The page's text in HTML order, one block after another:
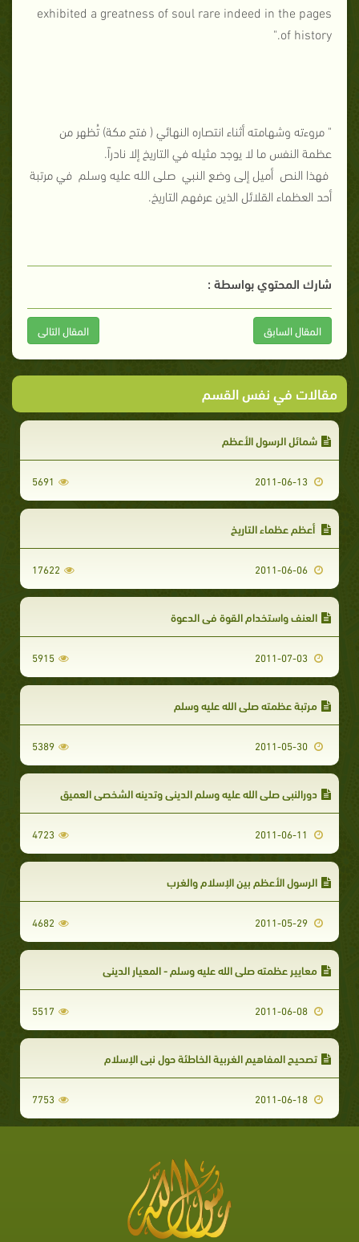
exhibited a greatness of soul rare indeed in the pages
of history."
" مروءته وشهامته أثناء انتصاره النهائي ( فتح مكة) تُظهر من
عظمة النفس ما لا يوجد مثيله في التاريخ إلا نادراً.
فهذا النص أميل إلى وضع النبي صلى الله عليه وسلم في مرتبة
أحد العظماء القلائل الذين عرفهم التاريخ.
شارك المحتوي بواسطة :
المقال السابق المقال التالى
مقالات في نفس القسم
شمائل الرسول الأعظم
5691
أعظم عظماء التاريخ
17622
العنف واستخدام القوة في الدعوة
5915
مرتبة عظمته صلى الله عليه وسلم
5389
دورالنبي صلى الله عليه وسلم الديني وتدينه الشخصي العميق
4723
الرسول الأعظم بين الإسلام والغرب
4682
معايير عظمته صلى الله عليه وسلم - المعيار الديني
5517
تصحيح المفاهيم الغربية الخاطئة حول نبي الإسلام
7753